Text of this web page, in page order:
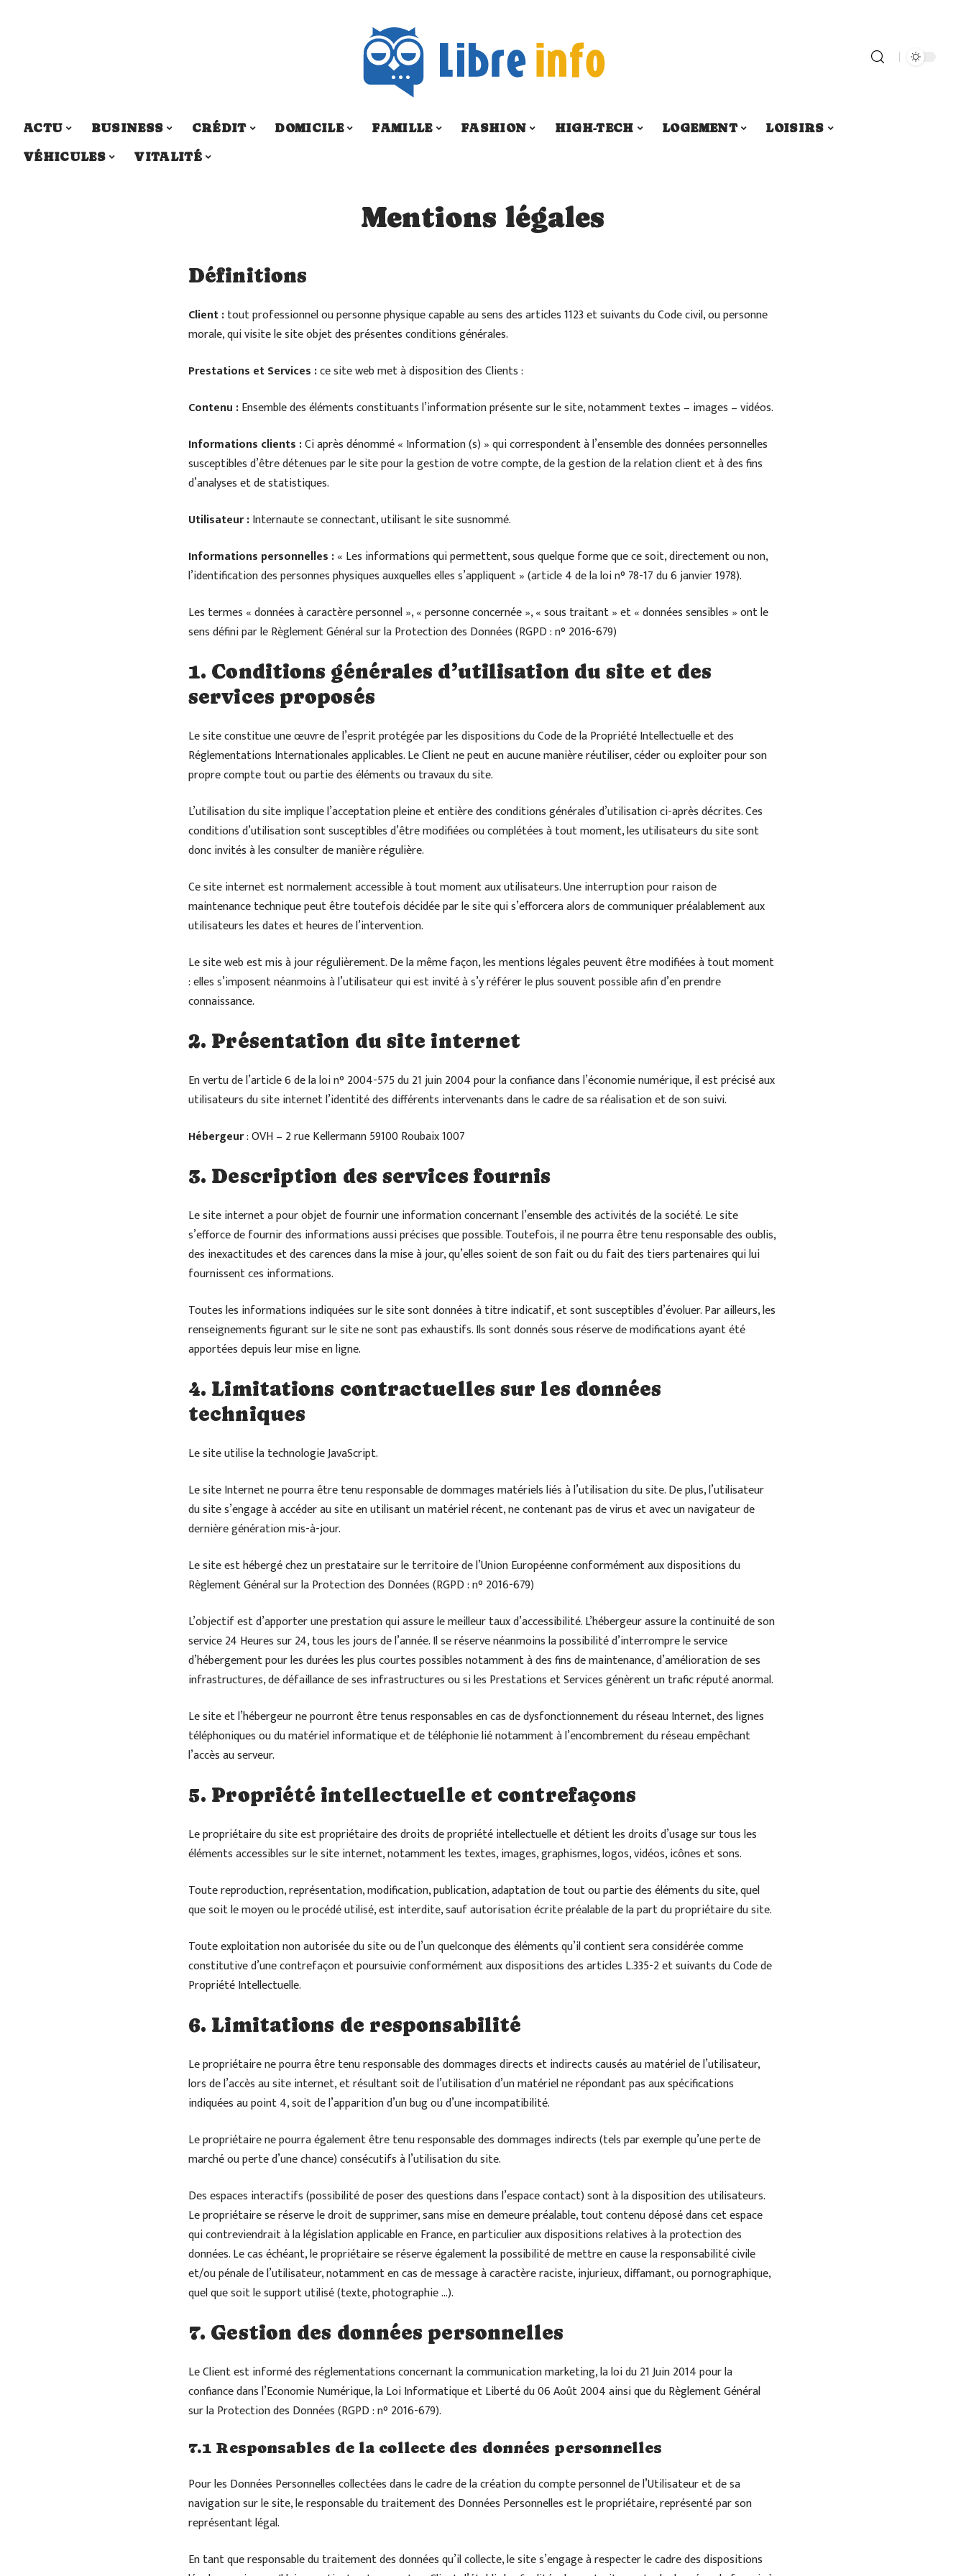
ACTU BUSINESS CRÉDIT DOMICILE FAMILLE FASHION HIGH-TECH LOGEMENT
LOISIRS
VÉHICULES
VITALITÉ
Mentions légales
Définitions
Client :tout professionnel ou personne physique capable au sens des articles 1123 et suivants du Code civil, ou personne
morale, qui visite le site objet des présentes conditions générales.
Prestations et Services :ce site web met à disposition des Clients :
Contenu :Ensemble des éléments constituants l’information présente sur le site, notamment textes – images – vidéos.
Informations clients :Ci après dénommé « Information (s) » qui correspondent à l’ensemble des données personnelles
susceptibles d’être détenues par le site pour la gestion de votre compte, de la gestion de la relation client et à des fins
d’analyses et de statistiques.
Utilisateur :Internaute se connectant, utilisant le site susnommé.
Informations personnelles :« Les informations qui permettent, sous quelque forme que ce soit, directement ou non,
l’identification des personnes physiques auxquelles elles s’appliquent » (article 4 de la loi n° 78-17 du 6 janvier 1978).
Les termes « données à caractère personnel », « personne concernée », « sous traitant » et « données sensibles » ont le
sens défini par le Règlement Général sur la Protection des Données (RGPD : n° 2016-679)
1. Conditions générales d’utilisation du site et des
services proposés
Le site constitue une œuvre de l’esprit protégée par les dispositions du Code de la Propriété Intellectuelle et des
Réglementations Internationales applicables. Le Client ne peut en aucune manière réutiliser, céder ou exploiter pour son
propre compte tout ou partie des éléments ou travaux du site.
L’utilisation du site implique l’acceptation pleine et entière des conditions générales d’utilisation ci-après décrites. Ces
conditions d’utilisation sont susceptibles d’être modifiées ou complétées à tout moment, les utilisateurs du site sont
donc invités à les consulter de manière régulière.
Ce site internet est normalement accessible à tout moment aux utilisateurs. Une interruption pour raison de
maintenance technique peut être toutefois décidée par le site qui s’efforcera alors de communiquer préalablement aux
utilisateurs les dates et heures de l’intervention.
Le site web est mis à jour régulièrement. De la même façon, les mentions légales peuvent être modifiées à tout moment
: elles s’imposent néanmoins à l’utilisateur qui est invité à s’y référer le plus souvent possible afin d’en prendre
connaissance.
2. Présentation du site internet
En vertu de l’article 6 de la loi n° 2004-575 du 21 juin 2004 pour la confiance dans l’économie numérique, il est précisé aux
utilisateurs du site internet l’identité des différents intervenants dans le cadre de sa réalisation et de son suivi.
Hébergeur: OVH – 2 rue Kellermann 59100 Roubaix 1007
3. Description des services fournis
Le site internet a pour objet de fournir une information concernant l’ensemble des activités de la société. Le site
s’efforce de fournir des informations aussi précises que possible. Toutefois, il ne pourra être tenu responsable des oublis,
des inexactitudes et des carences dans la mise à jour, qu’elles soient de son fait ou du fait des tiers partenaires qui lui
fournissent ces informations.
Toutes les informations indiquées sur le site sont données à titre indicatif, et sont susceptibles d’évoluer. Par ailleurs, les
renseignements figurant sur le site ne sont pas exhaustifs. Ils sont donnés sous réserve de modifications ayant été
apportées depuis leur mise en ligne.
4. Limitations contractuelles sur les données
techniques
Le site utilise la technologie JavaScript.
Le site Internet ne pourra être tenu responsable de dommages matériels liés à l’utilisation du site. De plus, l’utilisateur
du site s’engage à accéder au site en utilisant un matériel récent, ne contenant pas de virus et avec un navigateur de
dernière génération mis-à-jour.
Le site est hébergé chez un prestataire sur le territoire de l’Union Européenne conformément aux dispositions du
Règlement Général sur la Protection des Données (RGPD : n° 2016-679)
L’objectif est d’apporter une prestation qui assure le meilleur taux d’accessibilité. L’hébergeur assure la continuité de son
service 24 Heures sur 24, tous les jours de l’année. Il se réserve néanmoins la possibilité d’interrompre le service
d’hébergement pour les durées les plus courtes possibles notamment à des fins de maintenance, d’amélioration de ses
infrastructures, de défaillance de ses infrastructures ou si les Prestations et Services génèrent un trafic réputé anormal.
Le site et l’hébergeur ne pourront être tenus responsables en cas de dysfonctionnement du réseau Internet, des lignes
téléphoniques ou du matériel informatique et de téléphonie lié notamment à l’encombrement du réseau empêchant
l’accès au serveur.
5. Propriété intellectuelle et contrefaçons
Le propriétaire du site est propriétaire des droits de propriété intellectuelle et détient les droits d’usage sur tous les
éléments accessibles sur le site internet, notamment les textes, images, graphismes, logos, vidéos, icônes et sons.
Toute reproduction, représentation, modification, publication, adaptation de tout ou partie des éléments du site, quel
que soit le moyen ou le procédé utilisé, est interdite, sauf autorisation écrite préalable de la part du propriétaire du site.
Toute exploitation non autorisée du site ou de l’un quelconque des éléments qu’il contient sera considérée comme
constitutive d’une contrefaçon et poursuivie conformément aux dispositions des articles L.335-2 et suivants du Code de
Propriété Intellectuelle.
6. Limitations de responsabilité
Le propriétaire ne pourra être tenu responsable des dommages directs et indirects causés au matériel de l’utilisateur,
lors de l’accès au site internet, et résultant soit de l’utilisation d’un matériel ne répondant pas aux spécifications
indiquées au point 4, soit de l’apparition d’un bug ou d’une incompatibilité.
Le propriétaire ne pourra également être tenu responsable des dommages indirects (tels par exemple qu’une perte de
marché ou perte d’une chance) consécutifs à l’utilisation du site.
Des espaces interactifs (possibilité de poser des questions dans l’espace contact) sont à la disposition des utilisateurs.
Le propriétaire se réserve le droit de supprimer, sans mise en demeure préalable, tout contenu déposé dans cet espace
qui contreviendrait à la législation applicable en France, en particulier aux dispositions relatives à la protection des
données. Le cas échéant, le propriétaire se réserve également la possibilité de mettre en cause la responsabilité civile
et/ou pénale de l’utilisateur, notamment en cas de message à caractère raciste, injurieux, diffamant, ou pornographique,
quel que soit le support utilisé (texte, photographie …).
7. Gestion des données personnelles
Le Client est informé des réglementations concernant la communication marketing, la loi du 21 Juin 2014 pour la
confiance dans l’Economie Numérique, la Loi Informatique et Liberté du 06 Août 2004 ainsi que du Règlement Général
sur la Protection des Données (RGPD : n° 2016-679).
7.1 Responsables de la collecte des données personnelles
Pour les Données Personnelles collectées dans le cadre de la création du compte personnel de l’Utilisateur et de sa
navigation sur le site, le responsable du traitement des Données Personnelles est le propriétaire, représenté par son
représentant légal.
En tant que responsable du traitement des données qu’il collecte, le site s’engage à respecter le cadre des dispositions